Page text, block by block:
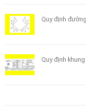
Quy định
Quy định